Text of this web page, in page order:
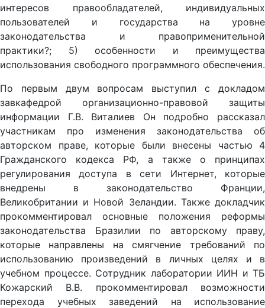
интересов правообладателей, индивидуальных
пользователей и государства на уровне
законодательства и правоприменительной
практики?; 5) особенности и преимущества
использования свободного программного обеспечения.
По первым двум вопросам выступил с докладом
завкафедрой организационно-правовой защиты
информации Г.В. Виталиев Он подробно рассказал
участникам про изменения законодательства об
авторском праве, которые были внесены частью 4
Гражданского кодекса РФ, а также о принципах
регулирования доступа в сети Интернет, которые
внедрены в законодательство Франции,
Великобритании и Новой Зеландии. Также докладчик
прокомментировал основные положения реформы
законодательства Бразилии по авторскому праву,
которые направлены на смягчение требований по
использованию произведений в личных целях и в
учебном процессе. Сотрудник лаборатории ИИН и ТБ
Кожарский В.В. прокомментировал возможности
перехода учебных заведений на использование